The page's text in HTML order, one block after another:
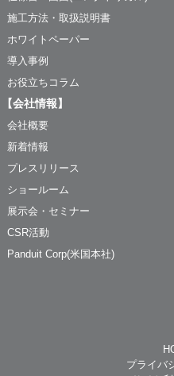
施工方法・取扱説明書
ホワイトペーパー
導入事例
お役立ちコラム
【会社情報】
会社概要
新着情報
プレスリリース
ショールーム
展示会・セミナー
CSR活動
Panduit Corp(米国本社)
プライバ